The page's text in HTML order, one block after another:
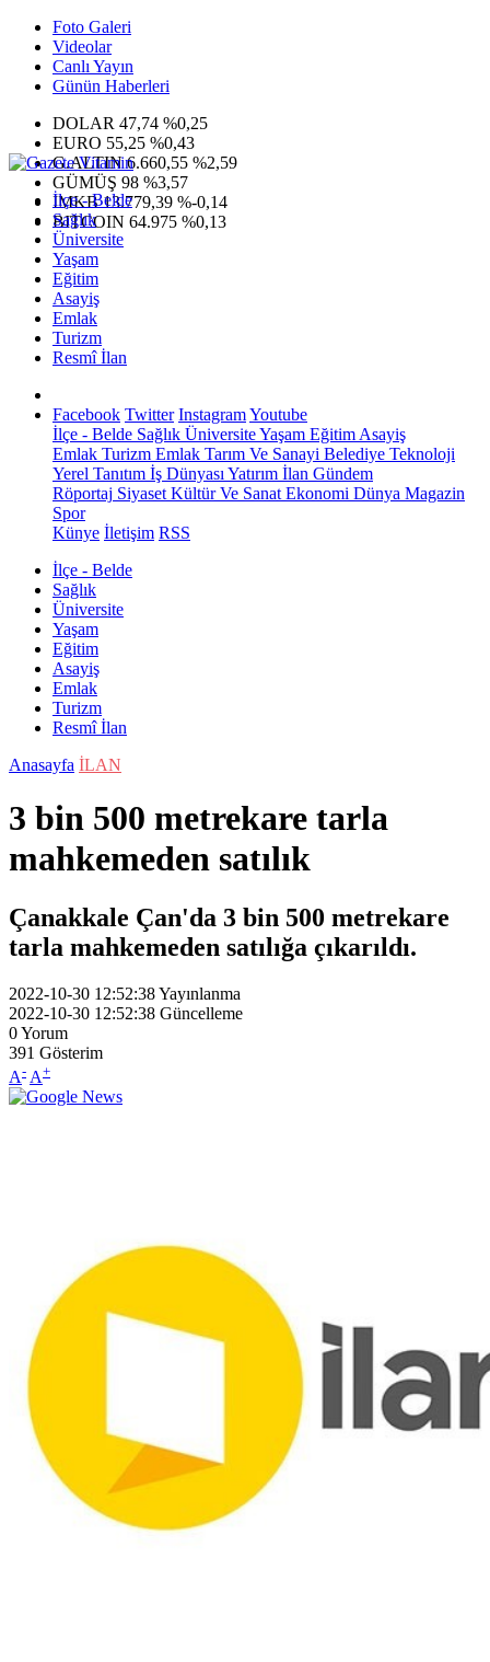
Foto Galeri
Videolar
Canlı Yayın
Günün Haberleri
DOLAR 47,74 %0,25
EURO 55,25 %0,43
G.ALTIN6.660,55 %2,59
GÜMÜŞ 98 %3,57
IMKB13.779,39 %-0,14
BITCOIN 64.975 %0,13
İlçe - Belde
Sağlık
Üniversite
Yaşam
Eğitim
Asayiş
Emlak
Turizm
Resmî İlan
Facebook Twitter InstagramYoutube
İlçe - Belde Sağlık ÜniversiteYaşam Eğitim Asayiş
Emlak Turizm Emlak Tarım Ve Sanayi Belediye Teknoloji
Yerel Tanıtım İş Dünyası Yatırım İlan Gündem
Röportaj Siyaset Kültür Ve Sanat Ekonomi Dünya Magazin
Spor
Künye İletişim RSS
İlçe - Belde
Sağlık
Üniversite
Yaşam
Eğitim
Asayiş
Emlak
Turizm
Resmî İlan
Anasayfa İLAN
3 bin 500 metrekare tarla
mahkemeden satılık
Çanakkale Çan'da 3 bin 500 metrekare
tarla mahkemeden satılığa çıkarıldı.
2022-10-30 12:52:38Yayınlanma
2022-10-30 12:52:38 Güncelleme
0Yorum
391 Gösterim
A- A+